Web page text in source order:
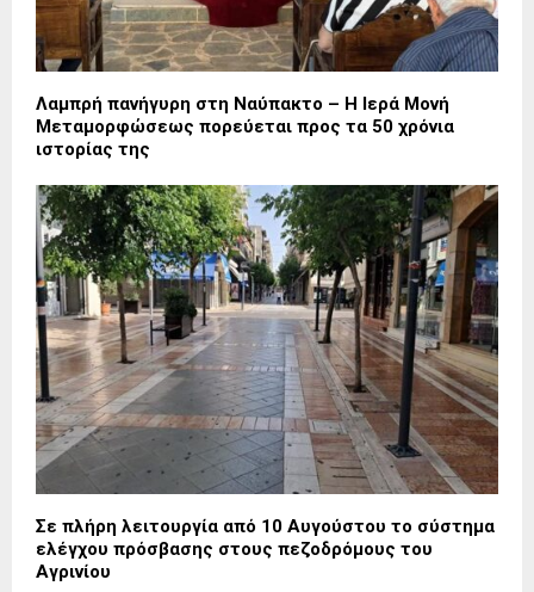
Λαμπρή πανήγυρη στη Ναύπακτο – Η Ιερά Μονή
Μεταμορφώσεως πορεύεται προς τα 50 χρόνια
ιστορίας της
Σε πλήρη λειτουργία από 10 Αυγούστου το σύστημα
ελέγχου πρόσβασης στους πεζοδρόμους του
Αγρινίου